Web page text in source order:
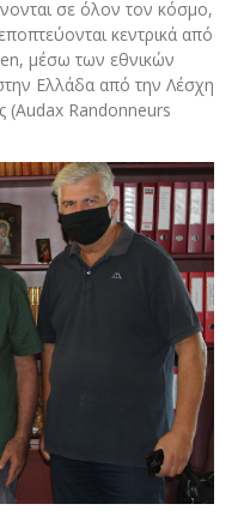
σε όλον τον κόσμο,
κεντρικά από
μέσω των εθνικών
Ελλάδα από την Λέσχη
(Audax Randonneurs